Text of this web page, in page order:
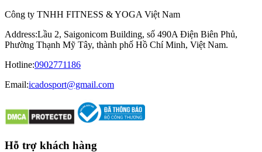
Công ty TNHH FITNESS & YOGA Việt Nam
Address:Lầu 2, Saigonicom Building, số 490A Điện Biên Phủ,
Phường Thạnh Mỹ Tây, thành phố Hồ Chí Minh, Việt Nam.
Hotline:0902771186
Email:icadosport@gmail.com
Hỗ trợ khách hàng